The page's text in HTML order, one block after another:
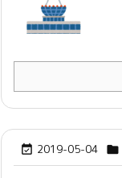
 2019-05-04 